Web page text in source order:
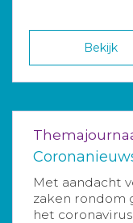
Bekijk
Met aandacht
zaken rondom
het coronavirus.